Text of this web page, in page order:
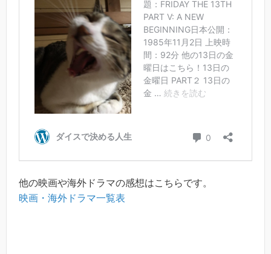
他の映画や海外ドラマの感想はこちらです。
映画・海外ドラマ一覧表